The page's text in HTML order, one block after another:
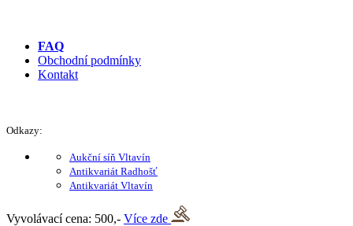
FAQ
Obchodní podmínky
Kontakt
Odkazy:
Aukční síň Vltavín
Antikvariát Radhošť
Antikvariát Vltavín
Vyvolávací cena: 500,- Více zde